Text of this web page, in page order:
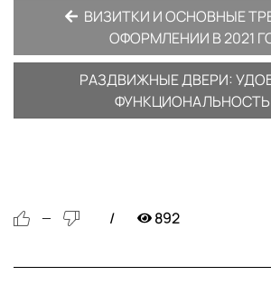
ВИЗИТКИ И ОСНОВНЫЕ
ОФОРМЛЕНИИ В 2021
РАЗДВИЖНЫЕ ДВЕРИ:
ФУНКЦИОНАЛЬНОСТЬ
— 892